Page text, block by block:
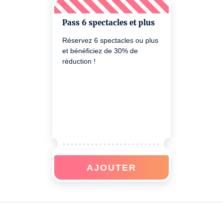
Pass 6 spectacles et plus
Réservez 6 spectacles ou plus
et bénéficiez de 30% de
réduction !
AJOUTER